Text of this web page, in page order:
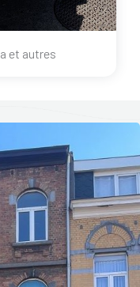
et autres